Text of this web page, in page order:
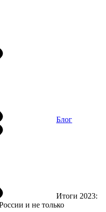
Блог
Итоги 2023:
и не только